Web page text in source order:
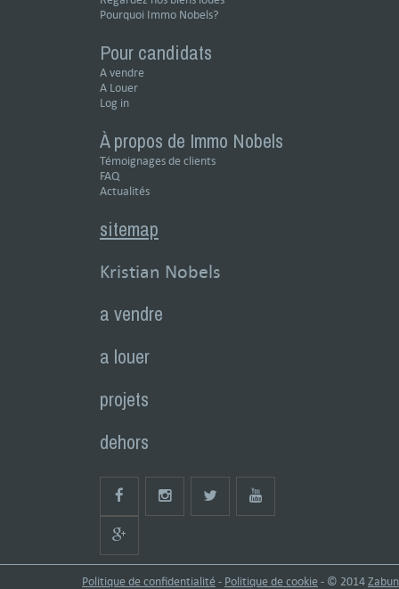
Pourquoi Immo Nobels?
Pour candidats
A vendre
A Louer
Log in
À propos de Immo Nobels
Témoignages de clients
FAQ
Actualités
sitemap
Kristian Nobels
a vendre
a louer
projets
dehors
Politique de confidentialité- Politique de cookie- © 2014Zabun